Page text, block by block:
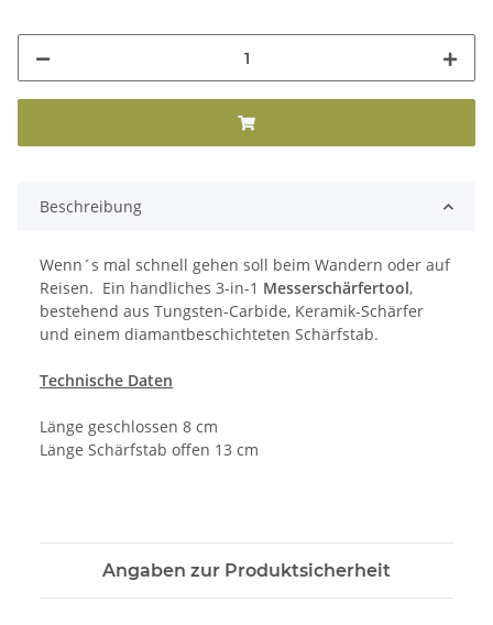
Beschreibung
Wenn´s mal schnell gehen soll beim Wandern oder auf
Reisen. Ein handliches 3-in-1 Messerschärfertool,
bestehend aus Tungsten-Carbide, Keramik-Schärfer
und einem diamantbeschichteten Schärfstab.
Technische Daten
Länge geschlossen 8 cm
Länge Schärfstab offen 13 cm
Angaben zur Produktsicherheit